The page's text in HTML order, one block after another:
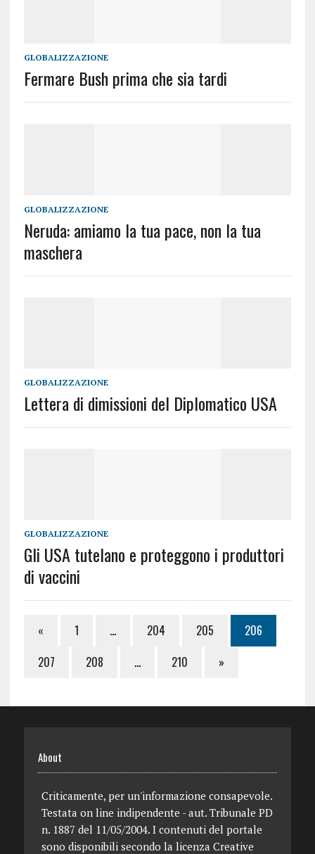
GLOBALIZZAZIONE
Fermare Bush prima che sia tardi
GLOBALIZZAZIONE
Neruda: amiamo la tua pace, non la tua
maschera
GLOBALIZZAZIONE
Lettera di dimissioni del Diplomatico USA
GLOBALIZZAZIONE
Gli USA tutelano e proteggono i produttori
di vaccini
« 1 … 204 205
206
207
208 … 210 »
About
Criticamente, per un'informazione consapevole.
Testata on line indipendente - aut. Tribunale PD
n. 1887 del 11/05/2004. I contenuti del portale
sono disponibili secondo la licenza Creative